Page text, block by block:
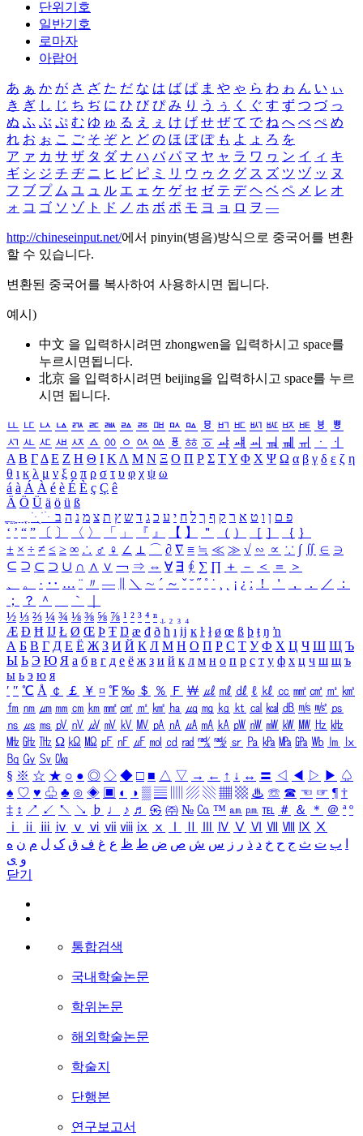
단위기호
일반기호
로마자
아랍어
あ ぁ か が さ ざ た だ な は ば ぱ ま や ゃ ら わ ゎ ん い ぃ
き ぎ し じ ち ぢ に ひ び ぴ み り う ぅ く ぐ す ず つ づ っ
ぬ ふ ぶ ぷ む ゆ ゅ る え ぇ け げ せ ぜ て で ね へ べ ぺ め
れ お ぉ こ ご そ ぞ と ど の ほ ぼ ぽ も よ ょ ろ を
ア ァ カ サ ザ タ ダ ナ ハ バ パ マ ヤ ャ ラ ワ ヮ ン イ ィ キ
ギ シ ジ チ ヂ ニ ヒ ビ ピ ミ リ ウ ゥ ク グ ス ズ ツ ヅ ッ ヌ
フ ブ プ ム ユ ュ ル エ ェ ケ ゲ セ ゼ テ デ ヘ ベ ペ メ レ オ
ォ コ ゴ ソ ゾ ト ド ノ ホ ボ ポ モ ヨ ョ ロ ヲ ―
http://chineseinput.net/에서 pinyin(병음)방식으로 중국어를 변환
할 수 있습니다.
변환된 중국어를 복사하여 사용하시면 됩니다.
예시)
中文 을 입력하시려면 zhongwen을 입력하시고 space를
누르시면됩니다.
北京 을 입력하시려면 beijing을 입력하시고 space를 누르
시면 됩니다.
ㅥ ㅦ ㅧ ㅨ ㅩ ㅪ ㅫ ㅬ ㅭ ㅮ ㅯ ㅰ ㅱ ㅲ ㅳ ㅴ ㅵ ㅶ ㅷ ㅸ
ㅹ
ㅺ ㅻ ㅼ ㅽ ㅾ ㅿ ㆀ ㆁ ㆂ ㆃ ㆄ ㆅ ㆆ ㆇ ㆈ ㆉ ㆊ ㆋ ㆌ ㆍ
ㆎ
Α Β ΓΔ Ε Ζ Η Θ Ι ΚΛ Μ Ν Ξ Ο Π Ρ Σ ΤΥ Φ Χ Ψ Ω α β γ δ ε ζ η
θ ι κ λ μ ν ξ ο π ρ σ τ υ φ χ ψ ω
á à Á À é è É È ç Ç ê
Ä Ö Ü ä ö ü ß
ִֶֹ ֻּ ׁׂ פ ם ן ו ט א ר ק ף ך ל ח י ע כ ג ד ש ץ ת צ מ נ ה ב
‘ ’ “ ” 〔 〕 〈 〉 「 」 『 』 【 】 ＂ （ ） ［ ］ ｛ ｝
± × ÷ ≠ ≤ ≥ ∞ ∴ ♂ ♀ ∠ ⊥ ⌒ ∂ ∇ ≡ ≒ ≪ ≫ √ ∽ ∝ ∵ ∫ ∬ ∈ ∋
⊆ ⊇ ⊂ ⊃ ∪ ∩ ∧ ∨ ￢ ⇒ ⇔ ∀ ∃ ∮ ∑ ∏ ＋ － ＜ ＝
＞
、
。 · ‥ … ¨ 〃 ― ＼ ∼ ´ ～ ˇ ˘ ˝ ˚ ˙ ¸ ¡ ¿ ː ！ ＇ ， ． ／
：
；
？ ＾ ｀
½ ⅓ ⅔ ¼ ¾ ⅛ ⅜ ⅝ ⅞ ¹ ² ³ ⁴ ⁿ ₁ ₂ ₃ ₄
Æ Ð Ħ Ĳ Ł Ø Œ Þ Ŧ Ŋ æ đ ð ħ ı ĳ ĸ ŀ ł ø œ ß þ ŧ ŋ ŉ
А Б В Г Д Е Ё Ж З И Й К Л М Н О П Р С Т У Ф Х Ц Ч Ш Щ Ъ
Ы Ь Э Ю Я а б в г д е ё ж з и й к л м н о п р с т у ф х ц ч ш щ ъ
ы ь э ю я
′ ″ ℃ Å ￠ ￡ ￥ ¤ ℉ ‰ ＄ ％ Ｆ ￦ ㎕ ㎖ ㎗ ℓ ㎘ ㏄ ㎣ ㎤ ㎥ ㎦
㎙ ㎚ ㎛ ㎜ ㎝ ㎞ ㎟ ㎠ ㎡ ㎢ ㏊ ㎍ ㎎ ㎏ ㏏ ㎈ ㎉ ㏈ ㎧ ㎨ ㎰
㎱ ㎲ ㎳ ㎴ ㎵ ㎶ ㎷ ㎸ ㎹ ㎀ ㎁ ㎂ ㎃ ㎄ ㎺ ㎻ ㎽ ㎾ ㎿ ㎐ ㎑
㎒ ㎓ ㎔ Ω ㏀ ㏁ ㎊ ㎋ ㎌ ㏖ ㏅ ㎭ ㎮ ㎯ ㏛ ㎩ ㎪ ㎫ ㎬ ㏝ ㏐
㏓
㏃ ㏉ ㏜ ㏆
§ ※ ☆ ★ ○ ● ◎ ◇ ◆ □ ■ △ ▽ → ← ↑ ↓ ↔ 〓 ◁ ◀ ▷ ▶ ♤
♠ ♡ ♥ ♧ ♣ ⊙ ◈ ▣ ◐ ◑ ▒ ▤ ▨ ▧ ▦ ▩ ♨ ☏ ☎ ☜ ☞ ¶ †
‡ ↕ ↗ ↙ ↖ ↘ ♭ ♩ ♪ ♬ ㉿ ㈜ № ㏇ ™ ㏂ ㏘ ℡ ＃ ＆ ＊ ＠ ª º
ⅰ
ⅱ ⅲ ⅳ ⅴ ⅵ ⅶ ⅷ ⅸ ⅹ Ⅳ Ⅴ Ⅵ Ⅶ Ⅷ Ⅸ Ⅹ
ب ت ث ج ح خ د ذ ر ز س ش ص ض ط ظ ع غ ف ق ک ل م ن ه
و ی
닫기
통합검색
국내학술논문
학위논문
해외학술논문
학술지
단행본
연구보고서